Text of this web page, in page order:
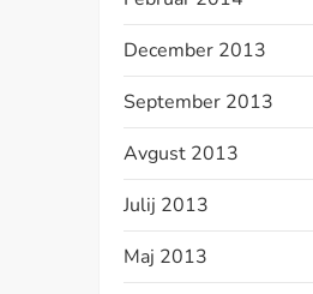
December 2013
September 2013
Avgust 2013
Julij 2013
Maj 2013